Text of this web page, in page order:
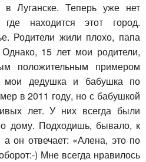
Луганске. Теперь уже нет
где находится этот город.
Родители жили плохо, папа
15 лет мои родители,
положительным примером
мои дедушка и бабушка по
в 2011 году, но с бабушкой
лет. У них всегда были
дому. Подходишь, бывало, к
он отвечает: «Алена, это по
) Мне всегда нравилось